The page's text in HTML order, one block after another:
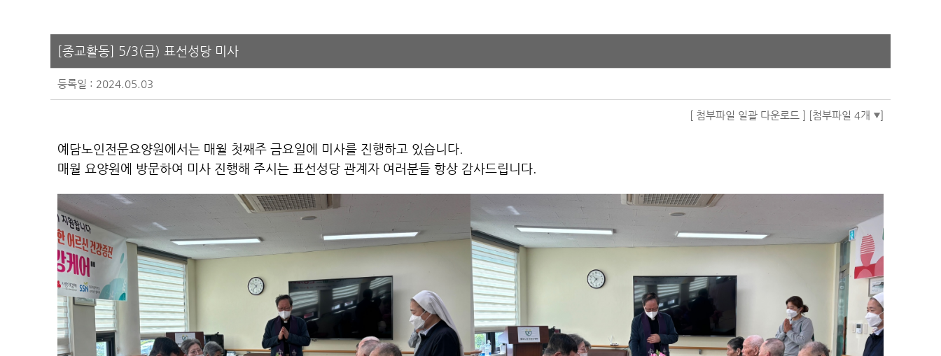
[종교활동] 5/3(금) 표선성당 미사
등록일 : 2024.05.03
[ 첨부파일 일괄 다운로드 ] [첨부파일 4개 ]
예담노인전문요양원에서는 매월 첫째주 금요일에 미사를 진행하고 있습니다.
매월 요양원에 방문하여 미사 진행해 주시는 표선성당 관계자 여러분들 항상 감사드립니다.